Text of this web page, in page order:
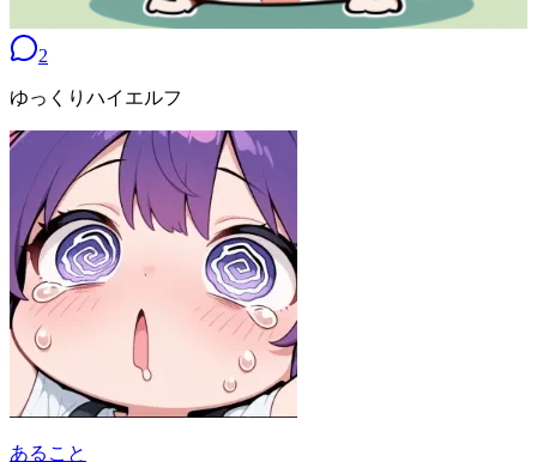
2
ゆっくりハイエルフ
あること